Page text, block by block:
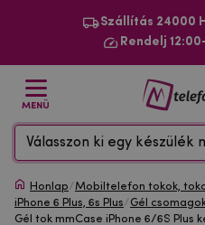
Szállítás 24000
Rendelj
MENÜ
Válasszon ki egy készülék
Honlap/Mobiltelefon tokok,
iPhone 6 Plus, 6s Plus/Gél
Gél tok mmCase iPhone 6/6S Plus